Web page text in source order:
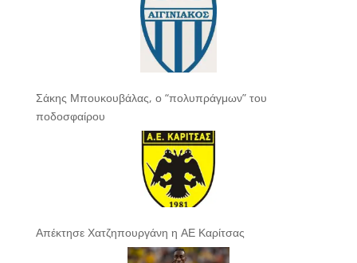
Σάκης Μπουκουβάλας, ο “πολυπράγμων” του
ποδοσφαίρου
Απέκτησε Χατζηπουργάνη η ΑΕ Καρίτσας